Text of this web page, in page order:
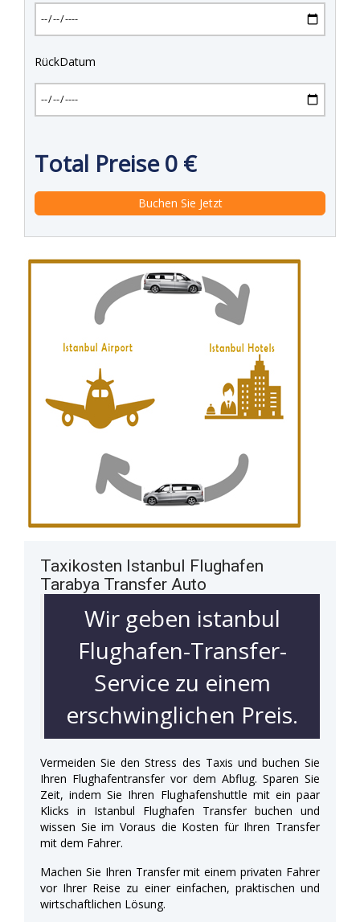
RückDatum
Total Preise0 €
Taxikosten Istanbul Flughafen
Tarabya Transfer Auto
Wir geben istanbul
Flughafen-Transfer-
Service zu einem
erschwinglichen Preis.
Vermeiden Sie den Stress des Taxis und buchen Sie
Ihren Flughafentransfer vor dem Abflug. Sparen Sie
Zeit, indem Sie Ihren Flughafenshuttle mit ein paar
Klicks in Istanbul Flughafen Transfer buchen und
wissen Sie im Voraus die Kosten für Ihren Transfer
mit dem Fahrer.
Machen Sie Ihren Transfer mit einem privaten Fahrer
vor Ihrer Reise zu einer einfachen, praktischen und
wirtschaftlichen Lösung.